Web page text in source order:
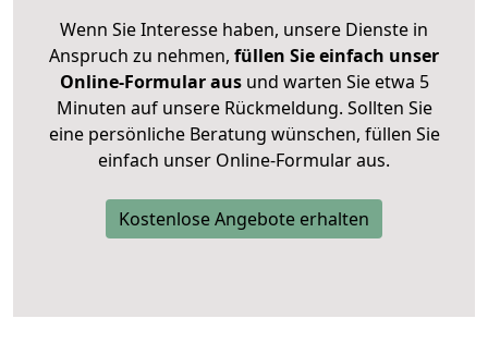
Wenn Sie Interesse haben, unsere Dienste in
Anspruch zu nehmen, füllen Sie einfach unser
Online-Formular ausund warten Sie etwa 5
Minuten auf unsere Rückmeldung. Sollten Sie
eine persönliche Beratung wünschen, füllen Sie
einfach unser Online-Formular aus.
Kostenlose Angebote erhalten